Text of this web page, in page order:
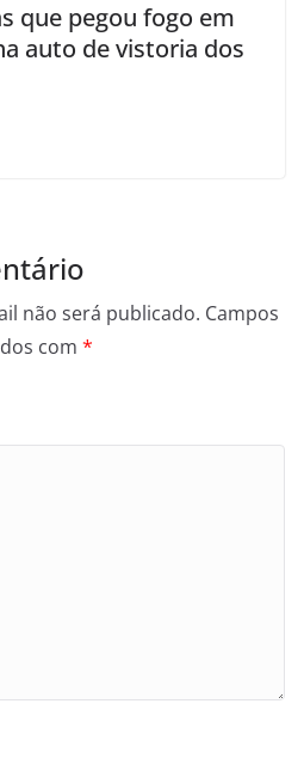
que pegou fogo em
auto de vistoria dos
não será publicado. Campos
com *